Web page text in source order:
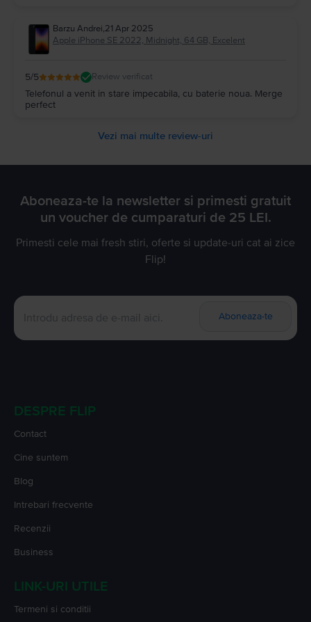
Barzu Andrei,21 Apr 2025
Apple iPhone SE 2022, Midnight, 64 GB, Excelent
5/5 Review verificat
Telefonul a venit in stare impecabila, cu baterie noua. Merge
perfect
Vezi mai multe review-uri
Aboneaza-te la newsletter si primesti gratuit
un voucher de cumparaturi de 25 LEI.
Primesti cele mai fresh stiri, oferte si update-uri cat ai zice
Flip!
Aboneaza-te
DESPRE FLIP
Contact
Cine suntem
Blog
Intrebari frecvente
Recenzii
Business
LINK-URI UTILE
Termeni si conditii